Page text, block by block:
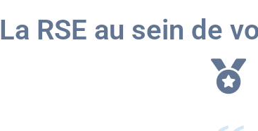
La RSE au sein de